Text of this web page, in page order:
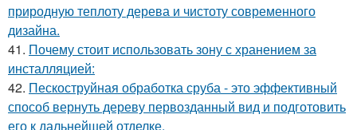
природную теплоту дерева и чистоту современного
дизайна.
41. Почему стоит использовать зону с хранением за
инсталляцией:
42. Пескоструйная обработка сруба - это эффективный
способ вернуть дереву первозданный вид и подготовить
его к дальнейшей отделке.